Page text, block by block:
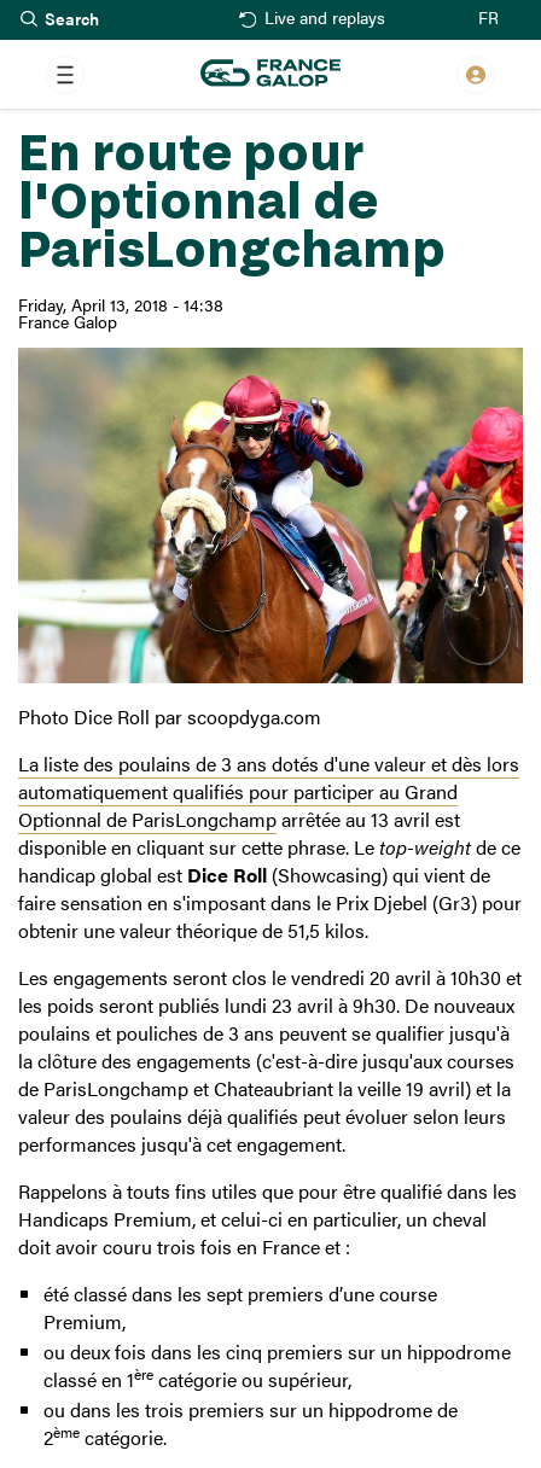
Skip
to
main
content
Live and replays FR
En route pour
l'Optionnal de
ParisLongchamp
Friday, April 13, 2018 - 14:38
France Galop
Photo Dice Roll par scoopdyga.com
La liste des poulains de 3 ans dotés d'une valeur et dès lors
automatiquement qualifiés pour participer au Grand
Optionnal de ParisLongchamparrêtée au 13 avril est
disponible en cliquant sur cette phrase. Letop-weightde ce
handicap global est Dice Roll (Showcasing) qui vient de
faire sensation en s'imposant dans le Prix Djebel (Gr3) pour
obtenir une valeur théorique de 51,5 kilos.
Les engagements seront clos le vendredi 20 avril à 10h30 et
les poids seront publiés lundi 23 avril à 9h30. De nouveaux
poulains et pouliches de 3 ans peuvent se qualifier jusqu'à
la clôture des engagements (c'est-à-dire jusqu'aux courses
de ParisLongchamp et Chateaubriant la veille 19 avril) et la
valeur des poulains déjà qualifiés peut évoluer selon leurs
performances jusqu'à cet engagement.
Rappelons à touts fins utiles que pour être qualifié dans les
Handicaps Premium, et celui-ci en particulier, un cheval
doit avoir couru trois fois en France et :
été classé dans les sept premiers d’une course
Premium,
ou deux fois dans les cinq premiers sur un hippodrome
classé en 1èrecatégorie ou supérieur,
ou dans les trois premiers sur un hippodrome de
2èmecatégorie.